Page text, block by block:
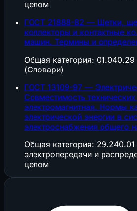
целом
ГОСТ 21888-82 — Щетки,
коллекторы и контактные
машин. Термины и
Общая категория:
(Словари)
ГОСТ 13109-97 —
Совместимость
электромагнитная. Нормы
электрической энергии в
электроснабжения общего
Общая категория:
электропередачи и
целом